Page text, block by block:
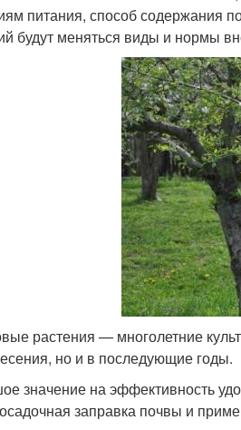
питания, способ содержания
будут меняться виды и нормы
растения — многолетние
но и в последующие годы.
значение на эффективность
заправка почвы и